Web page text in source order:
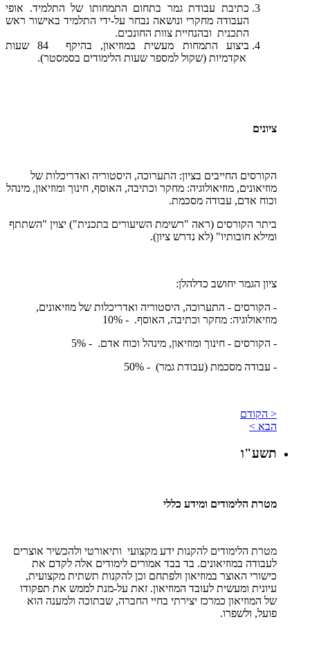
כתיבת עבודת גמר בתחום התמחותו של התלמיד. אופי
העבודה מחקרי ונושאה נבחר על-ידי התלמיד באישור ראש
התכנית ובהנחיית צוות החונכים.
ביצוע התמחות מעשית במוזיאון, בהיקף 84 שעות
אקדמיות (שקול למספר שעות הלימודים בסמסטר).
ציונים
הקורסים החייבים בציון: התערוכה, היסטוריה ואדריכלות של
מוזיאונים, מוזיאולוגיה: מחקר וכתיבה, האוסף, חינוך ומוזיאון, מינהל
וכוח אדם, עבודה מסכמת.
ביתר הקורסים (ראה "רשימת השיעורים בתכנית") יצוין "השתתף
ומילא חובותיו" (לא נדרש ציון).
ציון הגמר יחושב כדלהלן:
- הקורסים - התערוכה, היסטוריה ואדריכלות של מוזיאונים,
מוזיאולוגיה: מחקר וכתיבה, האוסף. - 10%
- הקורסים - חינוך ומוזיאון, מינהל וכוח אדם. - 5%
- עבודה מסכמת (עבודת גמר) - 50%
< הקודם
הבא >
תשע"ו
מטרת הלימודים ומידע כללי
מטרת הלימודים להקנות ידע מקצועי ותיאורטי ולהכשיר אוצרים
לעבודה במוזיאונים. בד בבד אמורים לימודים אלה לקדם את
כישורי האוצר במוזיאון ולפתחם וכן להקנות תשתית מקצועית,
עיונית ומעשית לעובד המוזיאון. זאת על-מנת לממש את תפקודו
של המוזיאון כמרכז יצירתי בחיי החברה, שבתוכה ולמענה הוא
פועל, ולשפרו.